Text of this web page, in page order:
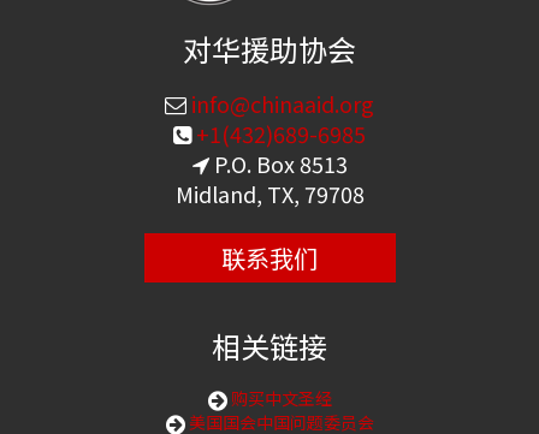
对华援助协会
info@chinaaid.org
+1(432)689-6985
P.O. Box 8513
Midland, TX, 79708
联系我们
相关链接
购买中文圣经
美国国会中国问题委员会